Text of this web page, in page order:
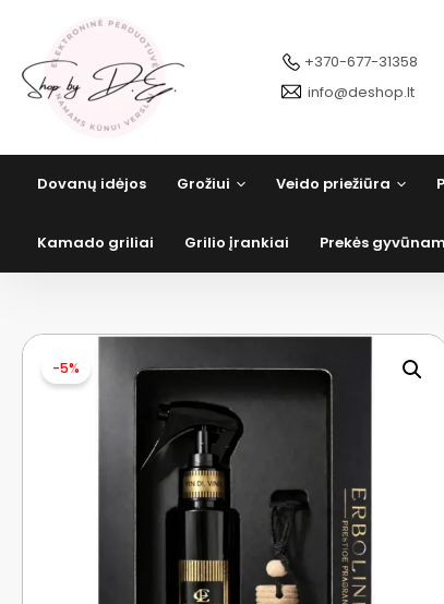
turinio
+370-677-31358
info@deshop.lt
Dovanų idėjos Grožiui Veido priežiūra
Kamado griliai Grilio įrankiai Prekės
-5%